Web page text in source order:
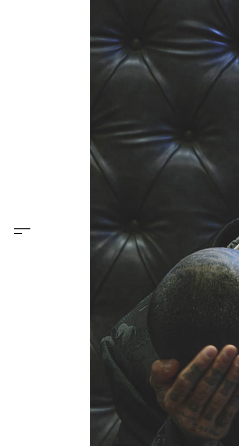
レストラン・カフェ
施設案内・アクセス
イベント・ポップアップ
TAX FREE
DELIVERY SERVICES
簡体字
한국어
ภาษาไทย